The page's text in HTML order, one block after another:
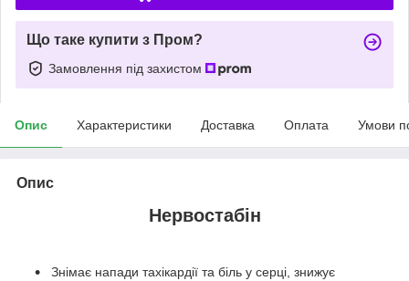
Що таке купити з Пром?
Замовлення під захистом
Опис Характеристики Доставка Оплата Умови
Опис
Нервостабін
Знімає напади тахікардії та біль у серці, знижує